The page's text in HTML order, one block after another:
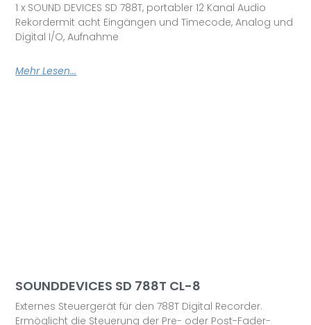
1 x SOUND DEVICES SD 788T, portabler 12 Kanal Audio
Rekordermit acht Eingängen und Timecode, Analog und
Digital I/O, Aufnahme
Mehr Lesen...
SOUNDDEVICES SD 788T CL-8
Externes Steuergerät für den 788T Digital Recorder.
Ermöglicht die Steuerung der Pre- oder Post-Fader-